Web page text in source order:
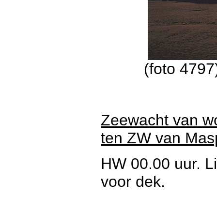
(foto
Zeewacht van
ten ZW van
HW 00.00 uur.
voor dek.